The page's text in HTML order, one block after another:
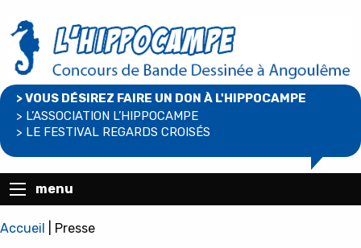
> VOUS DÉSIREZ FAIRE UN DON À L'HIPPOCAMPE
> L’ASSOCIATION L’HIPPOCAMPE
> LE FESTIVAL REGARDS CROISÉS
menu
Accueil Presse